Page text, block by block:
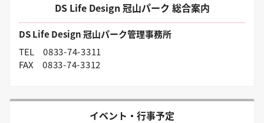
DS Life Design 冠山パーク 総合案内
DS Life Design 冠山パーク管理事務所
TEL 0833-74-3311
FAX 0833-74-3312
イベント・行事予定